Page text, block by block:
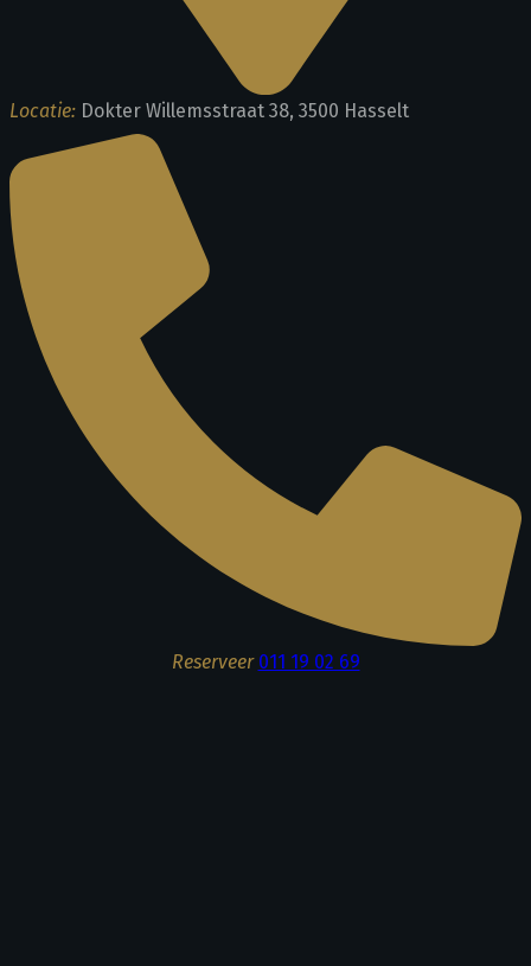
Locatie: Dokter Willemsstraat 38, 3500 Hasselt
Reserveer 011 19 02 69